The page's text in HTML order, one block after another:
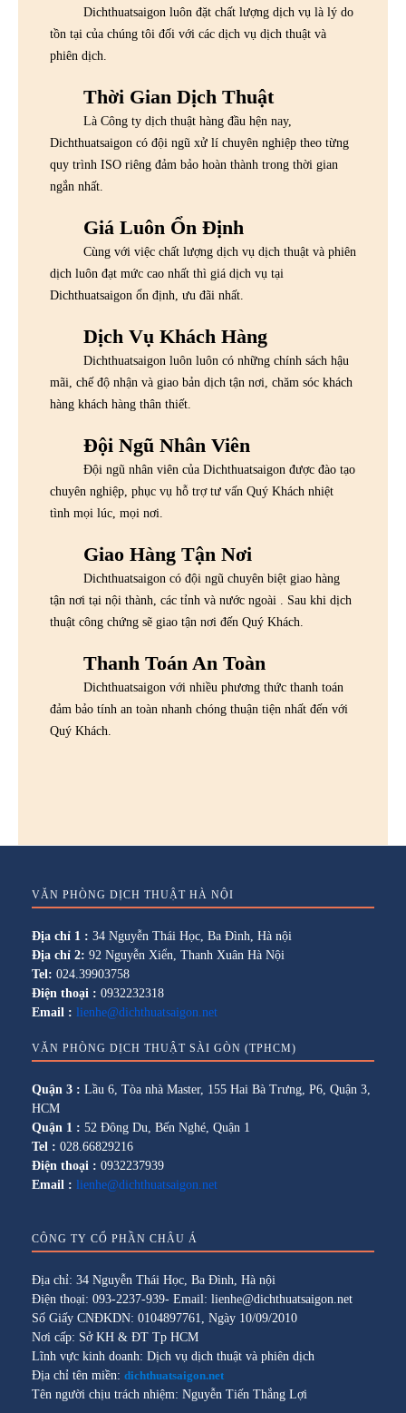
Dichthuatsaigon luôn đặt chất lượng dịch vụ là lý do
tồn tại của chúng tôi đối với các dịch vụ dịch thuật và
phiên dịch.
Thời Gian Dịch Thuật
Là Công ty dịch thuật hàng đầu hện nay,
Dichthuatsaigon có đội ngũ xử lí chuyên nghiệp theo từng
quy trình ISO riêng đảm bảo hoàn thành trong thời gian
ngắn nhất.
Giá Luôn Ổn Định
Cùng với việc chất lượng dịch vụ dịch thuật và phiên
dịch luôn đạt mức cao nhất thì giá dịch vụ tại
Dichthuatsaigon ổn định, ưu đãi nhất.
Dịch Vụ Khách Hàng
Dichthuatsaigon luôn luôn có những chính sách hậu
mãi, chế độ nhận và giao bản dịch tận nơi, chăm sóc khách
hàng khách hàng thân thiết.
Đội Ngũ Nhân Viên
Đội ngũ nhân viên của Dichthuatsaigon được đào tạo
chuyên nghiệp, phục vụ hỗ trợ tư vấn Quý Khách nhiệt
tình mọi lúc, mọi nơi.
Giao Hàng Tận Nơi
Dichthuatsaigon có đội ngũ chuyên biệt giao hàng
tận nơi tại nội thành, các tỉnh và nước ngoài . Sau khi dịch
thuật công chứng sẽ giao tận nơi đến Quý Khách.
Thanh Toán An Toàn
Dichthuatsaigon với nhiều phương thức thanh toán
đảm bảo tính an toàn nhanh chóng thuận tiện nhất đến với
Quý Khách.
VĂN PHÒNG DỊCH THUẬT HÀ NỘI
Địa chỉ 1 : 34 Nguyễn Thái Học, Ba Đình, Hà nội
Địa chỉ 2: 92 Nguyễn Xiển, Thanh Xuân Hà Nội
Tel: 024.39903758
Điện thoại : 0932232318
Email : lienhe@dichthuatsaigon.net
VĂN PHÒNG DỊCH THUẬT SÀI GÒN (TPHCM)
Quận 3 : Lầu 6, Tòa nhà Master, 155 Hai Bà Trưng, P6, Quận 3,
HCM
Quận 1 : 52 Đông Du, Bến Nghé, Quận 1
Tel : 028.66829216
Điện thoại : 0932237939
Email : lienhe@dichthuatsaigon.net
CÔNG TY CỔ PHẦN CHÂU Á
Địa chỉ: 34 Nguyễn Thái Học, Ba Đình, Hà nội
Điện thoại: 093-2237-939- Email: lienhe@dichthuatsaigon.net
Số Giấy CNĐKDN: 0104897761, Ngày 10/09/2010
Nơi cấp: Sở KH & ĐT Tp HCM
Lĩnh vực kinh doanh: Dịch vụ dịch thuật và phiên dịch
Địa chỉ tên miền: dichthuatsaigon.net
Tên người chịu trách nhiệm: Nguyễn Tiến Thắng Lợi